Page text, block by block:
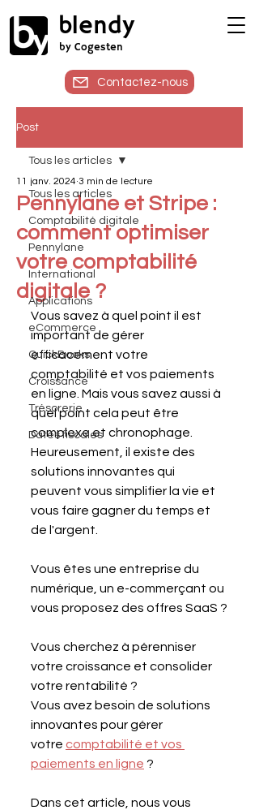
blendy
by Cogesten
Contactez-nous
Post
Tous les articles
Comptabilité digitale
Pennylane
International
Applications
eCommerce
QuickBooks
Croissance
Trésorerie
Dates fiscales
Tous les articles
Pennylane et Stripe :
comment optimiser
votre comptabilité
digitale ?
11 janv. 2024 3 min de lecture
Vous savez à quel point il est
important de gérer
efficacement votre
comptabilité et vos paiements
en ligne. Mais vous savez aussi à
quel point cela peut être
complexe et chronophage.
Heureusement, il existe des
solutions innovantes qui
peuvent vous simplifier la vie et
vous faire gagner du temps et
de l'argent.
Vous êtes une entreprise du
numérique, un e-commerçant ou
vous proposez des offres SaaS ?
Vous cherchez à pérenniser
votre croissance et consolider
votre rentabilité ?
Vous avez besoin de solutions
innovantes pour gérer
votre comptabilité et vos
paiements en ligne ?
Dans cet article, nous vous